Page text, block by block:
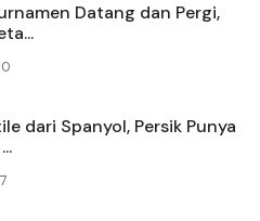
Datang dan Pergi,
dari Spanyol, Persik Punya
7